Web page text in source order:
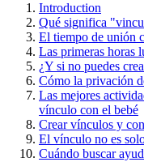
Introduction
Qué significa
El tiempo de unión
Las primeras horas
¿Y si no puedes
Cómo la privación
Las mejores
vínculo con el bebé
Crear vínculos y
El vínculo no es
Cuándo buscar